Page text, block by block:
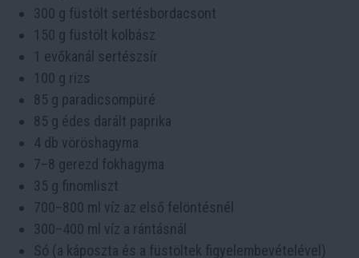
300 g füstölt sertésbordacsont
150 g füstölt kolbász
1 evőkanál sertészsír
100 g rizs
85 g paradicsompüré
85 g édes darált paprika
4 db vöröshagyma
7–8 gerezd fokhagyma
35 g finomliszt
700–800 ml víz az első felöntésnél
300–400 ml víz a rántásnál
Só (a káposzta és a füstöltek figyelembevételével)